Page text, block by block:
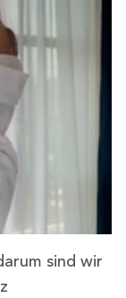
sind wir